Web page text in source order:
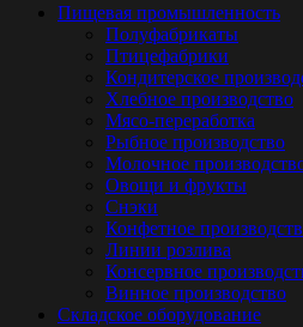
Пищевая промышленность
Полуфабрикаты
Птицефабрики
Кондитерское
Хлебное производство
Мясо-переработка
Рыбное производство
Молочное
Овощи и фрукты
Снэки
Конфетное
Линии розлива
Консервное
Винное производство
Складское оборудование